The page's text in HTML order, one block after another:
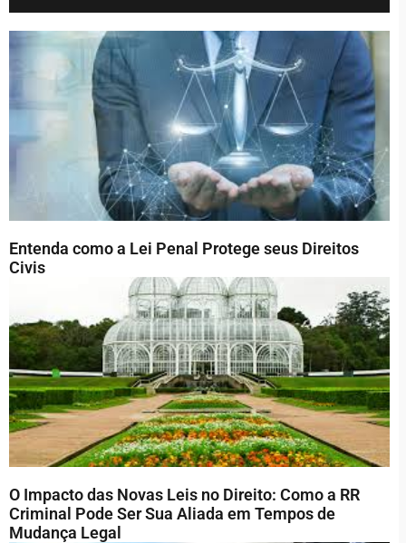
Entenda como a Lei Penal Protege seus Direitos
Civis
O Impacto das Novas Leis no Direito: Como a RR
Criminal Pode Ser Sua Aliada em Tempos de
Mudança Legal